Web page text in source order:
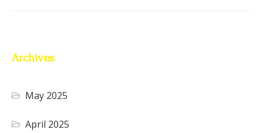
Archives
May 2025
April 2025